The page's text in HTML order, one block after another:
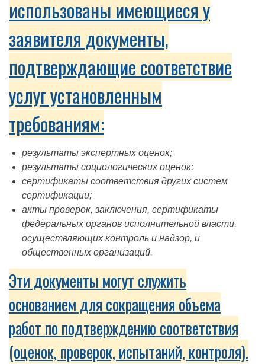
использованы имеющиеся у
заявителя документы,
подтверждающие соответствие
услуг установленным
требованиям:
результаты экспертных оценок;
результаты социологических оценок;
сертификаты соответствия других систем
сертификации;
акты проверок, заключения, сертификаты
федеральных органов исполнительной власти,
осуществляющих контроль и надзор, и
общественных организаций.
Эти документы могут служить
основанием для сокращения объема
работ по подтверждению соответствия
(оценок, проверок, испытаний, контроля).